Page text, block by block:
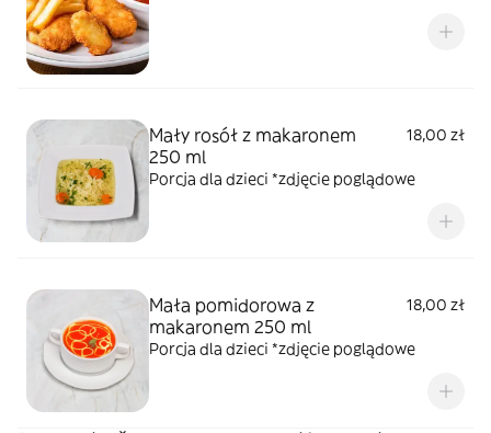
Mały rosół z makaronem
250 ml
18,00 zł
Porcja dla dzieci *zdjęcie poglądowe
Mała pomidorowa z
makaronem 250 ml
18,00 zł
Porcja dla dzieci *zdjęcie poglądowe